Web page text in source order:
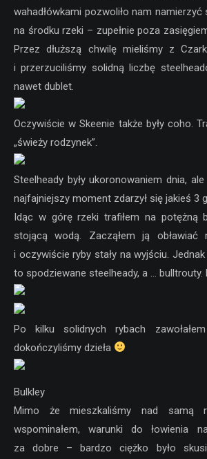
wahadłówkami pozwoliło nam namierzyć
na środku rzeki – zupełnie poza
Przez dłuższą chwilę mieliśmy z
i przerzuciliśmy solidną liczbę
nawet dublet.
Oczywiście w Skeenie także były coho.
„świeży rodzynek”.
Steelheady były ukoronowaniem dnia,
najfajniejszy moment zdarzył się jakieś 3
Idąc w górę rzeki trafiłem na potężną
stojącą wodą. Zacząłem ją obławiać
i oczywiście ryby stały na wyjściu.
to spodziewane steelheady, a …
Po kilku solidnych rybach
dokończyliśmy dzieła
Bulkley
Mimo że mieszkaliśmy nad samą
wspominałem, warunki do łowienia
za dobre – bardzo ciężko było